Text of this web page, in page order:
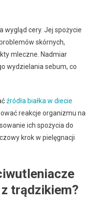
wygląd cery. Jej spożycie
skórnych,
mleczne. Nadmiar
wydzielania sebum, co
źródła białka w diecie
reakcje organizmu na
ich spożycia do
krok w pielęgnacji
trądzikiem?